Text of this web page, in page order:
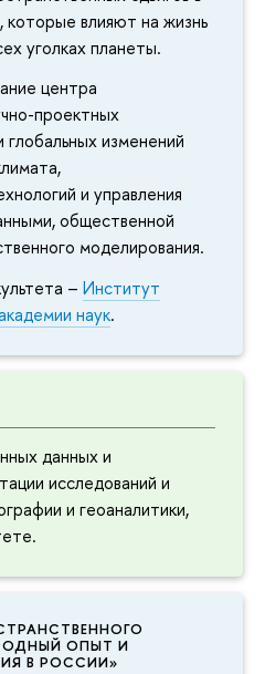
влияют на жизнь
уголках планеты.
центра
проектных
изменений
и управления
общественной
моделирования.
– Институт
наук.
данных и
исследований и
и геоаналитики,
ОПЫТ И
В РОССИИ»